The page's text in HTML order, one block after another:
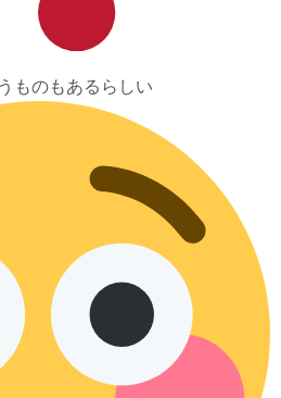
ものもあるらしい